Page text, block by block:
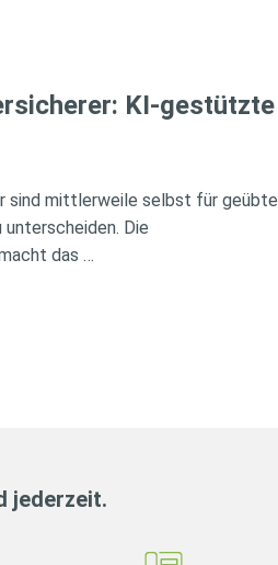
KI-gestützte
sind mittlerweile selbst für geübte
Die
das …
jederzeit.